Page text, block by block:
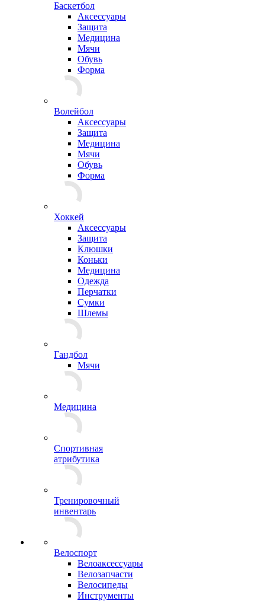
Баскетбол
Аксессуары
Защита
Медицина
Мячи
Обувь
Форма
Волейбол
Аксессуары
Защита
Медицина
Мячи
Обувь
Форма
Хоккей
Аксессуары
Защита
Клюшки
Коньки
Медицина
Одежда
Перчатки
Сумки
Шлемы
Гандбол
Мячи
Медицина
Спортивная
атрибутика
Тренировочный
инвентарь
Велоспорт
Велоаксессуары
Велозапчасти
Велосипеды
Инструменты